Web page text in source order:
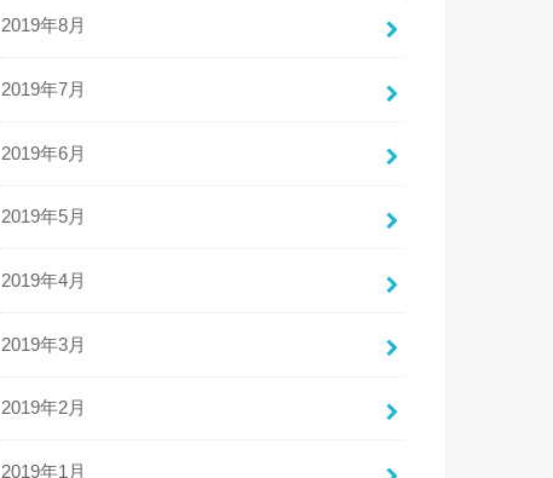
2019年8月
2019年7月
2019年6月
2019年5月
2019年4月
2019年3月
2019年2月
2019年1月